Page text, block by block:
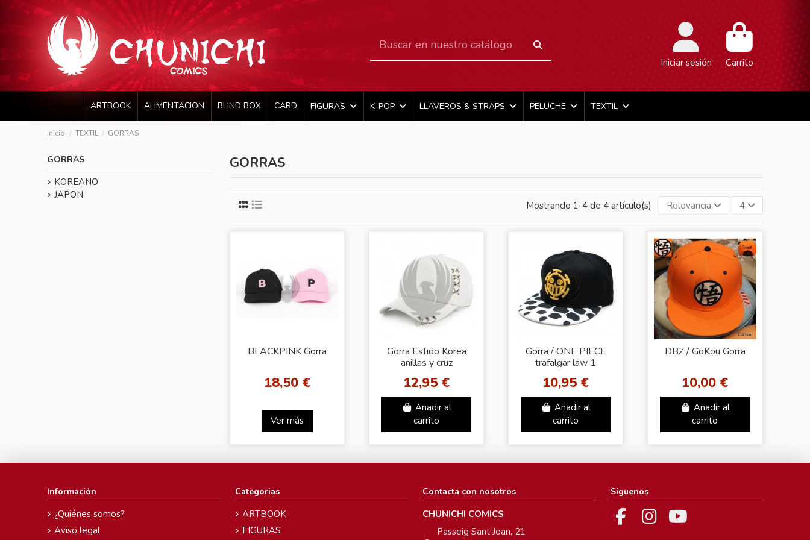
Iniciar sesión Carrito
ARTBOOK ALIMENTACION BLIND BOX CARD FIGURAS K-POP LLAVEROS & STRAPS PELUCHE TEXTIL
Inicio TEXTIL GORRAS
GORRAS
Mostrando 1-4 de 4 artículo(s) Relevancia 4
BLACKPINK Gorra
18,50 €
Ver más
Gorra Estido Korea
anillas y cruz
12,95 €
Añadir al
carrito
Gorra / ONE PIECE
trafalgar law 1
10,95 €
Añadir al
carrito
DBZ / GoKou Gorra
10,00 €
Añadir al
carrito
GORRAS
KOREANO
JAPON
Información
¿Quiénes somos?
Aviso legal
Categorias
ARTBOOK
FIGURAS
Contacta con nosotros
CHUNICHI COMICS
Passeig Sant Joan, 21
Síguenos